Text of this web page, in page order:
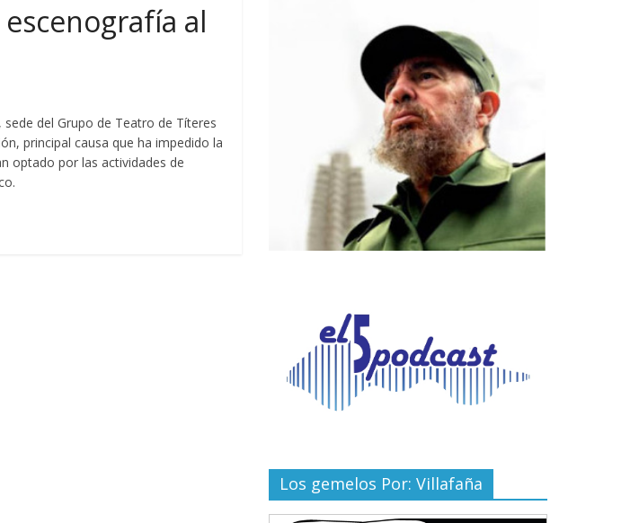
al
del Grupo de Teatro de Títeres
principal causa que ha impedido la
optado por las actividades de
Los gemelos Por: Villafaña